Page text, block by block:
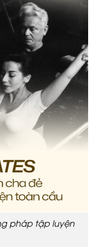
pháp tập luyện